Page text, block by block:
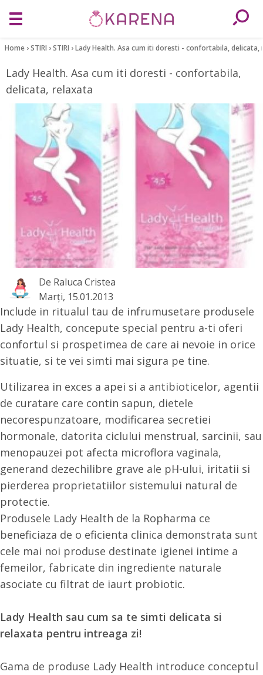
Home ›STIRI ›STIRI ›Lady Health. Asa cum iti doresti - confortabila, delicata,
Lady Health. Asa cum iti doresti - confortabila,
delicata, relaxata
De Raluca Cristea
Marţi, 15.01.2013
Include in ritualul tau de infrumusetare produsele
Lady Health, concepute special pentru a-ti oferi
confortul si prospetimea de care ai nevoie in orice
situatie, si te vei simti mai sigura pe tine.
Utilizarea in exces a apei si a antibioticelor, agentii
de curatare care contin sapun, dietele
necorespunzatoare, modificarea secretiei
hormonale, datorita ciclului menstrual, sarcinii, sau
menopauzei pot afecta microflora vaginala,
generand dezechilibre grave ale pH-ului, iritatii si
pierderea proprietatiilor sistemului natural de
protectie.
Produsele Lady Health de la Ropharma ce
beneficiaza de o eficienta clinica demonstrata sunt
cele mai noi produse destinate igienei intime a
femeilor, fabricate din ingrediente naturale
asociate cu filtrat de iaurt probiotic.
Lady Health sau cum sa te simti delicata si
relaxata pentru intreaga zi!
Gama de produse Lady Health introduce conceptul